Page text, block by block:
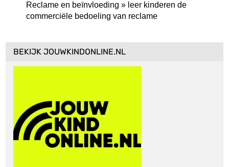
Reclame en beïnvloeding » leer kinderen de
commerciële bedoeling van reclame
BEKIJK JOUWKINDONLINE.NL